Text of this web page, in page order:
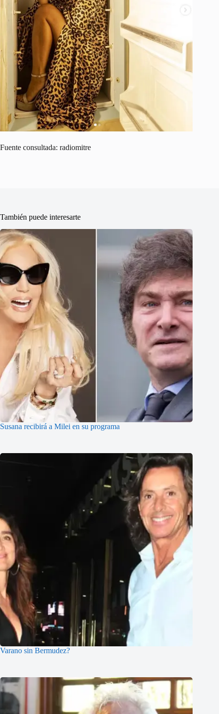
Fuente consultada: radiomitre
También puede interesarte
Susana recibirá a Milei en su programa
Varano sin Bermudez?